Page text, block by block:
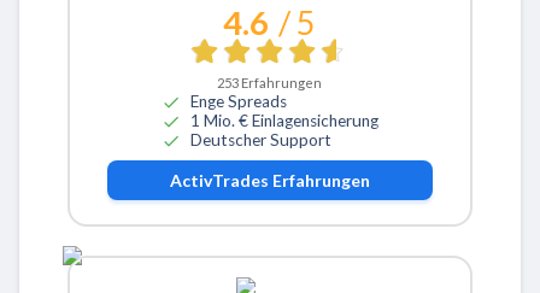
4.6 / 5
253 Erfahrungen
Enge Spreads
1 Mio. € Einlagensicherung
Deutscher Support
ActivTrades Erfahrungen